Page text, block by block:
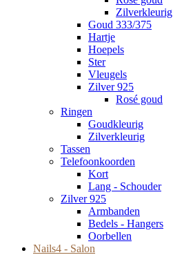
Zilverkleurig
Goud 333/375
Hartje
Hoepels
Ster
Vleugels
Zilver 925
Rosé goud
Ringen
Goudkleurig
Zilverkleurig
Tassen
Telefoonkoorden
Kort
Lang - Schouder
Zilver 925
Armbanden
Bedels - Hangers
Oorbellen
Nails4 - Salon